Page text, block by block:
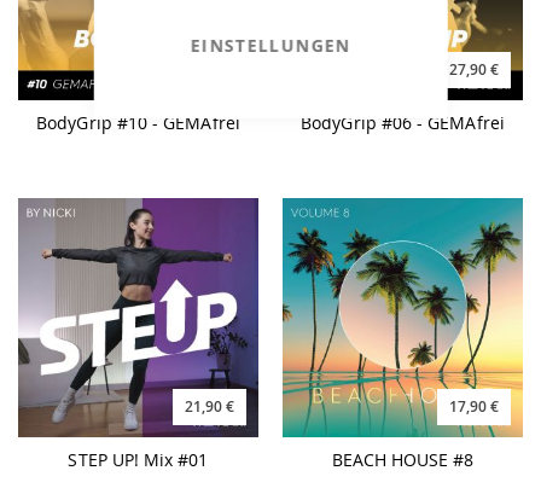
EINSTELLUNGEN
BodyGrip #10 - GEMAfrei
27,90 €
BodyGrip #06 - GEMAfrei
21,90 €
STEP UP! Mix #01
17,90 €
BEACH HOUSE #8